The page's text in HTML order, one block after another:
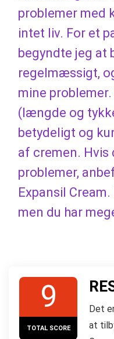
problemer med
intet liv. For et
begyndte jeg at
regelmæssigt,
mine
(længde og
betydeligt og
af cremen. Hvis
problemer,
Expansil
men du har
9
TOTAL SCORE
Det
at